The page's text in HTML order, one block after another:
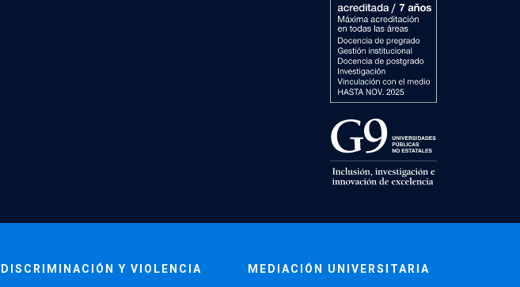
DISCRIMINACIÓN Y VIOLENCIA MEDIACIÓN UNIVERSITARIA